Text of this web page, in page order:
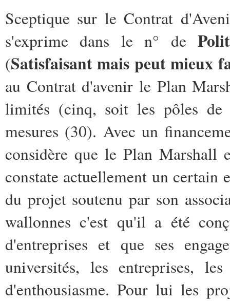
Sceptique sur le Contrat
s'exprime dans le n° de
(Satisfaisant mais peut mieux
au Contrat d'avenir le Plan
limités (cinq, soit les pôles
mesures (30). Avec un
considère que le Plan Marshall
constate actuellement un
du projet soutenu par son
wallonnes c'est qu'il a été
d'entreprises et que ses
universités, les entreprises,
d'enthousiasme. Pour lui les